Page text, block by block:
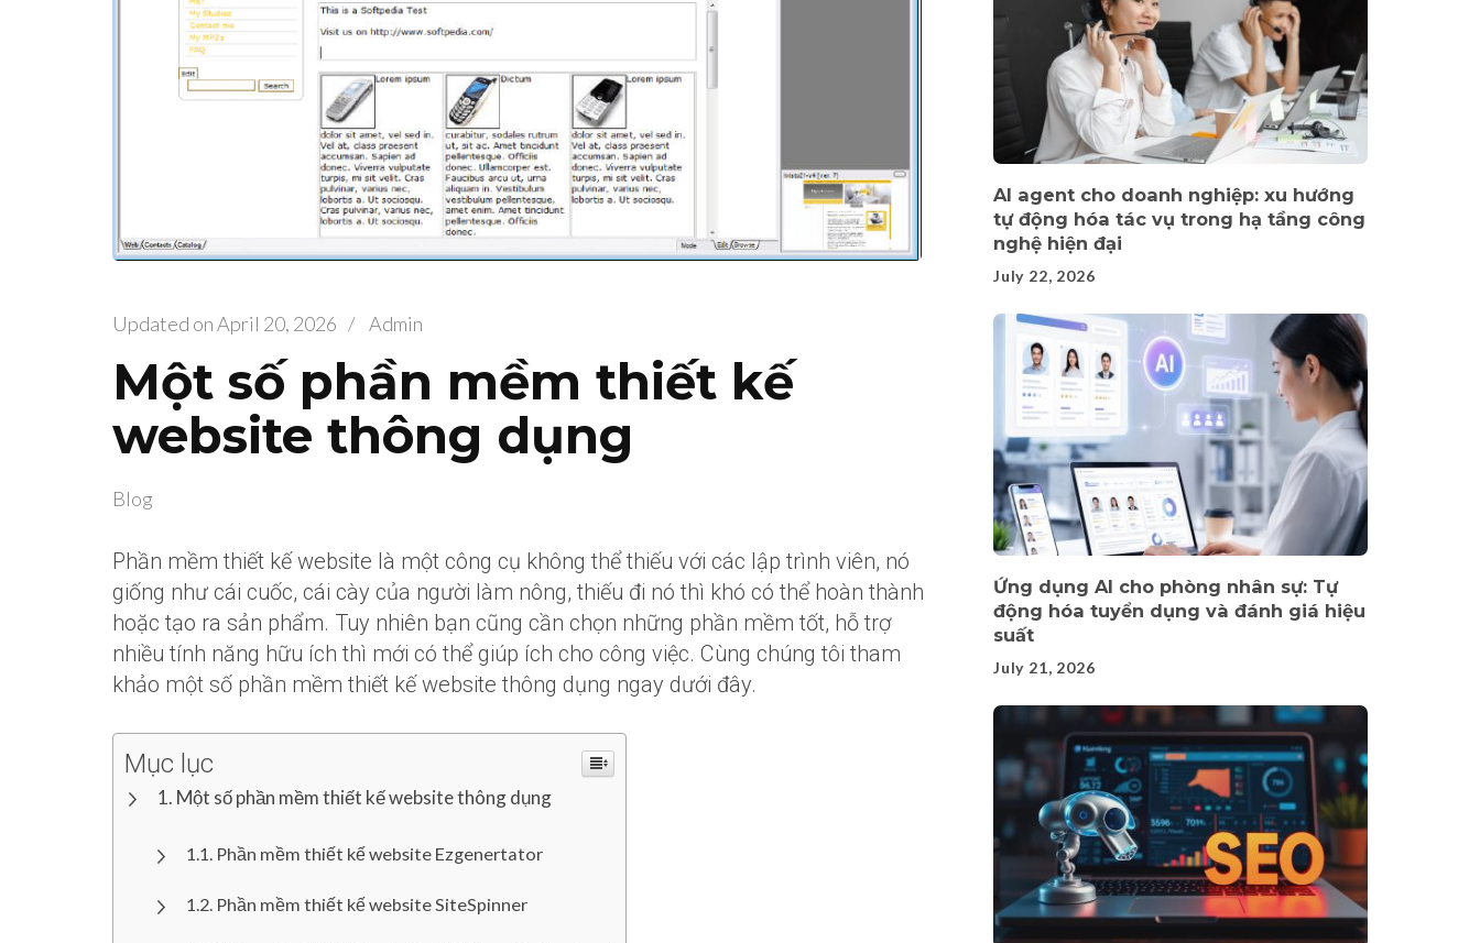
Updated onApril 20, 2026 / Admin
Một số phần mềm thiết kế
website thông dụng
Blog
Phần mềm thiết kế website là một công cụ không thể thiếu với các lập trình viên, nó
giống như cái cuốc, cái cày của người làm nông, thiếu đi nó thì khó có thể hoàn thành
hoặc tạo ra sản phẩm. Tuy nhiên bạn cũng cần chọn những phần mềm tốt, hỗ trợ
nhiều tính năng hữu ích thì mới có thể giúp ích cho công việc. Cùng chúng tôi tham
khảo một số phần mềm thiết kế website thông dụng ngay dưới đây.
Mục lục
Một số phần mềm thiết kế website thông dụng
Phần mềm thiết kế website Ezgenertator
Phần mềm thiết kế website SiteSpinner
AI agent cho doanh nghiệp: xu hướng
tự động hóa tác vụ trong hạ tầng công
nghệ hiện đại
July 22, 2026
Ứng dụng AI cho phòng nhân sự: Tự
động hóa tuyển dụng và đánh giá hiệu
suất
July 21, 2026